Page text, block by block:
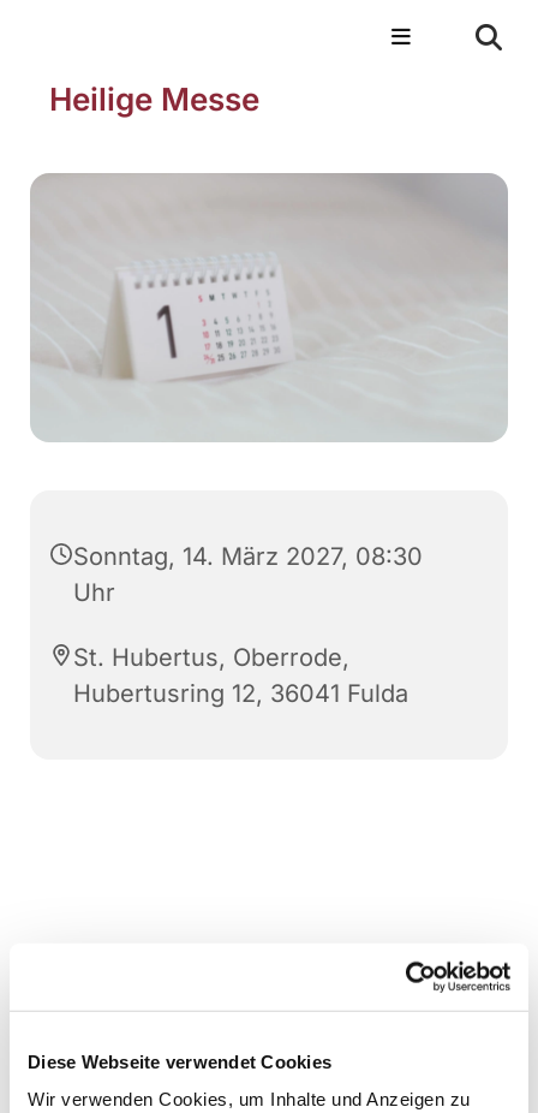
Diese Webseite verwendet Cookies
Wir verwenden Cookies, um Inhalte und Anzeigen zu
Heilige Messe
Sonntag, 14. März 2027, 08:30
Uhr
St. Hubertus, Oberrode,
Hubertusring 12, 36041 Fulda